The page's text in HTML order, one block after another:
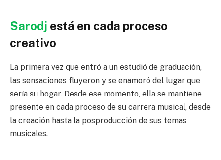
Sarodj está en cada proceso
creativo
La primera vez que entró a un estudió de graduación,
las sensaciones fluyeron y se enamoró del lugar que
sería su hogar. Desde ese momento, ella se mantiene
presente en cada proceso de su carrera musical, desde
la creación hasta la posproducción de sus temas
musicales.